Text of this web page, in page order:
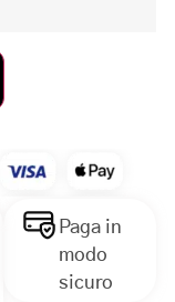
Paga in
modo
sicuro